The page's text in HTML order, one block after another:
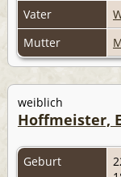
Vater
Mutter
weiblich
Hoffmeister,
Geburt